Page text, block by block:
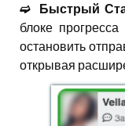
➫⠀Быстрый
блоке
остановить
открывая